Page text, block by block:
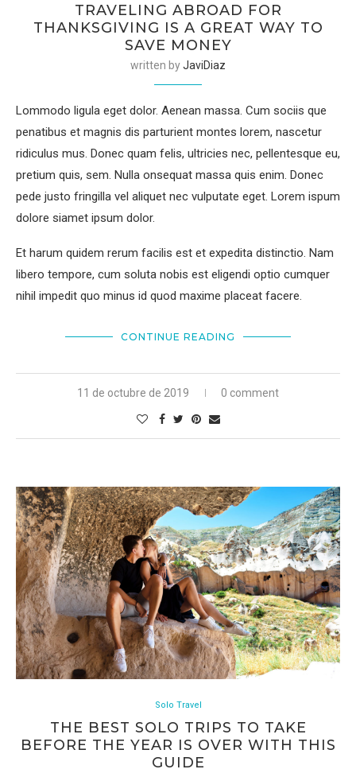
TRAVELING ABROAD FOR
THANKSGIVING IS A GREAT WAY TO
SAVE MONEY
written byJaviDiaz
Lommodo ligula eget dolor. Aenean massa. Cum sociis que
penatibus et magnis dis parturient montes lorem, nascetur
ridiculus mus. Donec quam felis, ultricies nec, pellentesque eu,
pretium quis, sem. Nulla onsequat massa quis enim. Donec
pede justo fringilla vel aliquet nec vulputate eget. Lorem ispum
dolore siamet ipsum dolor.
Et harum quidem rerum facilis est et expedita distinctio. Nam
libero tempore, cum soluta nobis est eligendi optio cumquer
nihil impedit quo minus id quod maxime placeat facere.
CONTINUE READING
11 de octubre de 2019 0 comment
Solo Travel
THE BEST SOLO TRIPS TO TAKE
BEFORE THE YEAR IS OVER WITH THIS
GUIDE